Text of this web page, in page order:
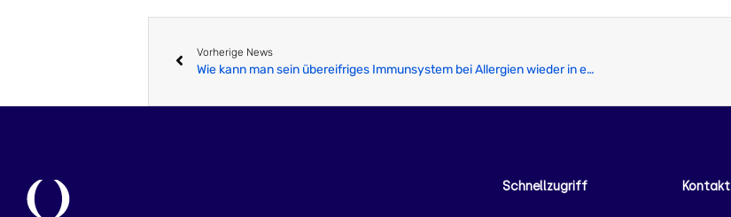
Vorherige News
Wie kann man sein übereifriges Immunsystem bei Allergien wieder in eine gesunde Balance bringen?
Schnellzugriff Kontakt